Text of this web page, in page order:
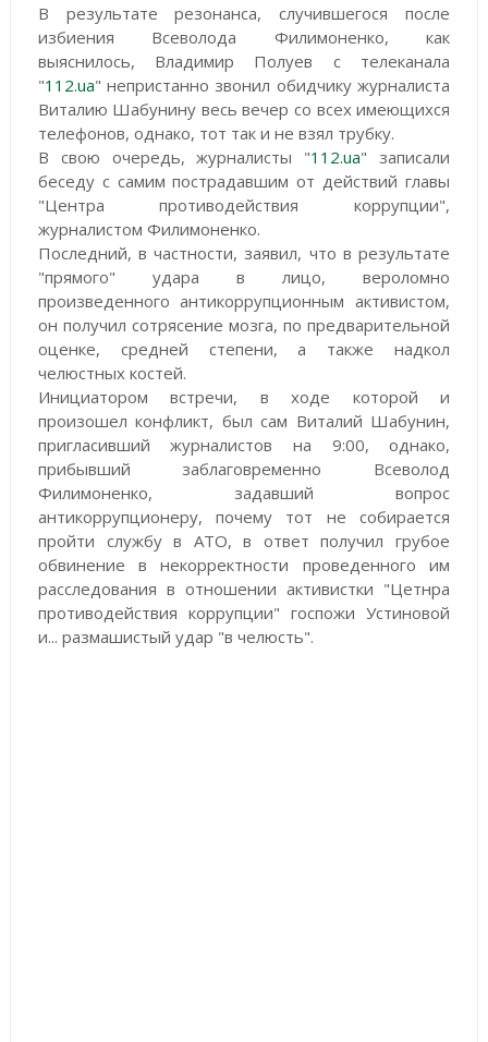
В результате резонанса, случившегося после
избиения Всеволода Филимоненко, как
выяснилось, Владимир Полуев с телеканала
"112.ua" непристанно звонил обидчику журналиста
Виталию Шабунину весь вечер со всех имеющихся
телефонов, однако, тот так и не взял трубку.
В свою очередь, журналисты "112.ua" записали
беседу с самим пострадавшим от действий главы
"Центра противодействия коррупции",
журналистом Филимоненко.
Последний, в частности, заявил, что в результате
"прямого" удара в лицо, вероломно
произведенного антикоррупционным активистом,
он получил сотрясение мозга, по предварительной
оценке, средней степени, а также надкол
челюстных костей.
Инициатором встречи, в ходе которой и
произошел конфликт, был сам Виталий Шабунин,
пригласивший журналистов на 9:00, однако,
прибывший заблаговременно Всеволод
Филимоненко, задавший вопрос
антикоррупционеру, почему тот не собирается
пройти службу в АТО, в ответ получил грубое
обвинение в некорректности проведенного им
расследования в отношении активистки "Цетнра
противодействия коррупции" госпожи Устиновой
и... размашистый удар "в челюсть".